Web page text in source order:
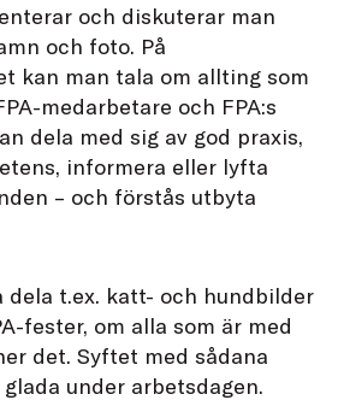
och diskuterar man
och foto. På
kan man tala om allting som
medarbetare och FPA:s
dela med sig av god praxis,
informera eller lyfta
– och förstås utbyta
dela t.ex. katt- och hundbilder
fester, om alla som är med
det. Syftet med sådana
under arbetsdagen.